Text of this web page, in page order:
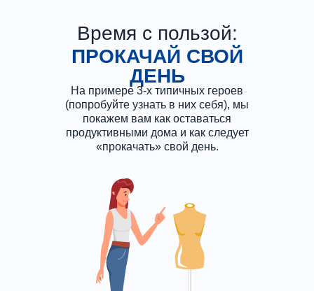
Время с пользой:
ПРОКАЧАЙ СВОЙ
ДЕНЬ
На примере 3-х типичных героев
(попробуйте узнать в них себя), мы
покажем вам как оставаться
продуктивными дома и как следует
«прокачать» свой день.